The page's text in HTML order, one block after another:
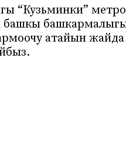
“Кузьминки”
атайын